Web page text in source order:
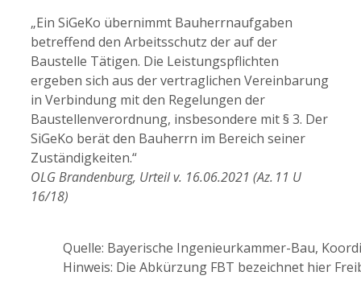
„Ein SiGeKo übernimmt Bauherrnaufgaben
betreffend den Arbeitsschutz der auf der
Baustelle Tätigen. Die Leistungspflichten
ergeben sich aus der vertraglichen Vereinbarung
in Verbindung mit den Regelungen der
Baustellenverordnung, insbesondere mit § 3. Der
SiGeKo berät den Bauherrn im Bereich seiner
Zuständigkeiten.“
OLG Brandenburg, Urteil v. 16.06.2021 (Az. 11 U
16/18)
Quelle: Bayerische Ingenieurkammer-Bau,
Hinweis: Die Abkürzung FBT bezeichnet hier